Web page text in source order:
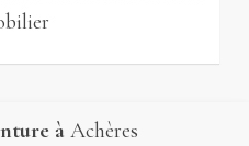
à Achères